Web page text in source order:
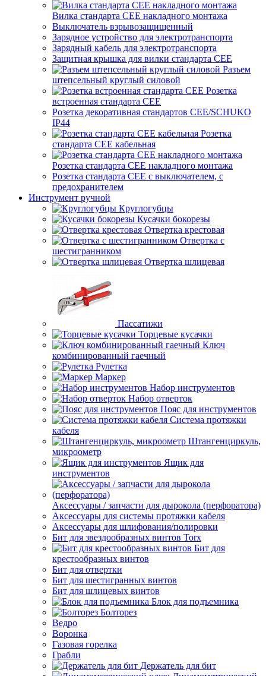
Вилка стандарта CEE накладного монтажа
Выключатель взрывозащищенный
Зарядное устройство для электротранспорта
Зарядный кабель для электротранспорта
Защитная крышка для вилки стандарта CEE
Разъем
штепсельный круглый силовой
Розетка
встроенная стандарта CEE
Розетка декоративная стандартов CEE/SCHUKO
IP44
Розетка
стандарта СЕЕ кабельная
Розетка стандарта СЕЕ накладного монтажа
Розетка стандарта СЕЕ с выключателем, с
предохранителем
Инструмент ручной
Круглогубцы
Кусачки бокорезы
Отвертка крестовая
Отвертка с
шестигранником
Отвертка шлицевая
Пассатижи
Торцевые кусачки
Ключ
комбинированный гаечный
Рулетка
Маркер
Набор инструментов
Набор отверток
Пояс для инструментов
Система протяжки
кабеля
Штангенциркуль,
микроометр
Ящик для
инструментов
Аксессуары / запчасти для дырокола (перфоратора)
Аксессуары для системы протяжки кабеля
Аксессуары для шлифования/полировки
Бит для звездообразных винтов Torx
Бит для
крестообразных винтов
Бит для отвертки
Бит для шестигранных винтов
Бит для шлицевых винтов
Блок для подъемника
Болторез
Ведро
Воронка
Газовая горелка
Грабли
Держатель для бит